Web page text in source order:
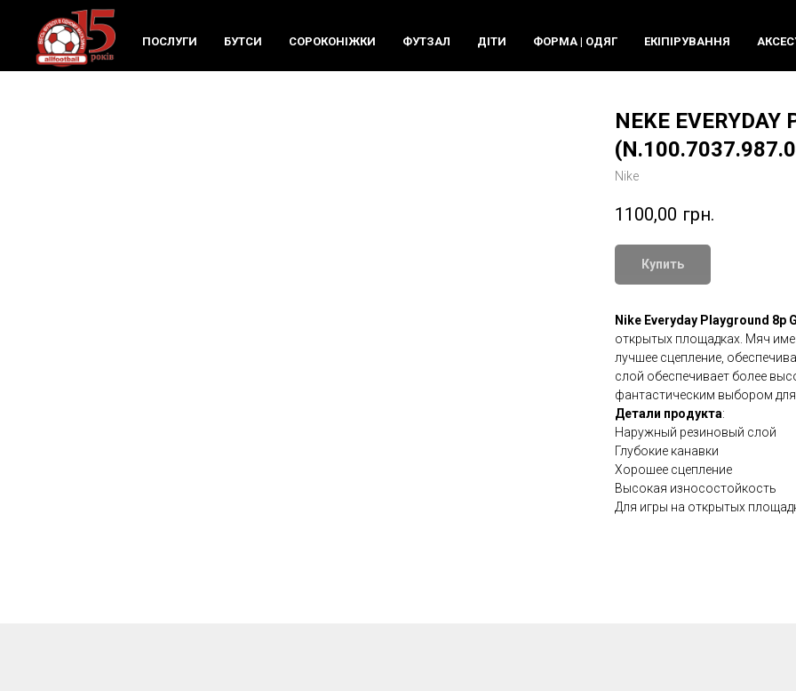
ПОСЛУГИ БУТСИ СОРОКОНIЖКИ ФУТЗАЛ ДIТИ ФОРМА | ОДЯГ ЕКIПIРУВАННЯ
NEKE EVERYDAY
Nike
1100,00 грн.
Купить
Nike Everyday Playground 8p
открытых площадках. Мяч
лучшее сцепление,
слой обеспечивает более
фантастическим выбором
Детали продукта:
Наружный резиновый слой
Глубокие канавки
Хорошее сцепление
Высокая износостойкость
Для игры на открытых